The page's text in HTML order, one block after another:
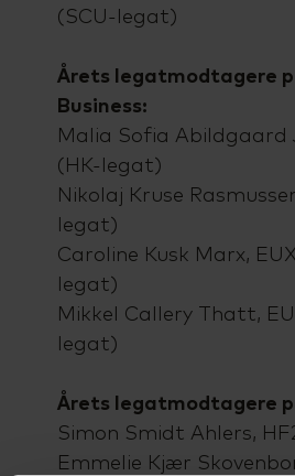
(SCU-legat)
Årets
legatmodtagere
Business:
Malia Sofia Abildgaard
(HK-legat)
Nikolaj Kruse
legat)
Caroline Kusk Marx,
legat)
Mikkel Callery Thatt,
legat)
Årets
legatmodtagere
Simon Smidt Ahlers,
Emmelie Kjær